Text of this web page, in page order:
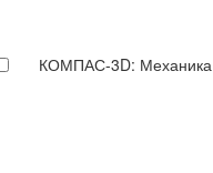
КОМПАС-3D: Механика